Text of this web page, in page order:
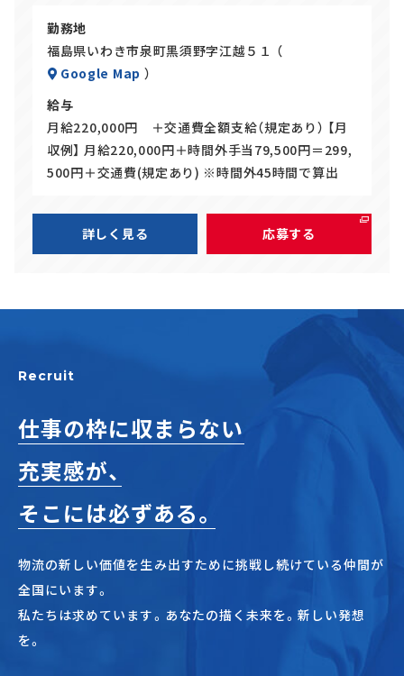
SHARE
勤務地
福島県いわき市泉町黒須野字江越５１ （
Google Map ）
給与
月給220,000円 ＋交通費全額支給（規定あり） 【月
収例】 月給220,000円＋時間外手当79,500円＝299,
500円＋交通費(規定あり) ※時間外45時間で算出
詳しく見る 応募する
Recruit
仕事の枠に収まらない
充実感が、
そこには必ずある。
物流の新しい価値を生み出すために挑戦し続けている仲間が
全国にいます。
私たちは求めています。あなたの描く未来を。新しい発想
を。